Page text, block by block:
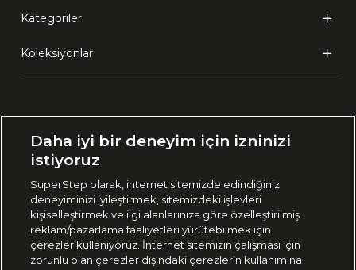
Kategoriler
Koleksiyonlar
🇹🇷 Türkiye
444 37 36
Daha iyi bir deneyim için izninizi
istiyoruz
SuperStep olarak, internet sitemizde edindiğiniz
deneyiminizi iyileştirmek, sitemizdeki işlevleri
kişiselleştirmek ve ilgi alanlarınıza göre özelleştirilmiş
reklam/pazarlama faaliyetleri yürütebilmek için
çerezler kullanıyoruz. İnternet sitemizin çalışması için
zorunlu olan çerezler dışındaki çerezlerin kullanımına